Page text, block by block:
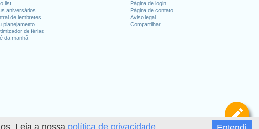
Leia a nossa política de privacidade.
list
aniversários
de lembretes
planejamento
de férias
da manhã
Página de login
Página de contato
Aviso legal
Compartilhar